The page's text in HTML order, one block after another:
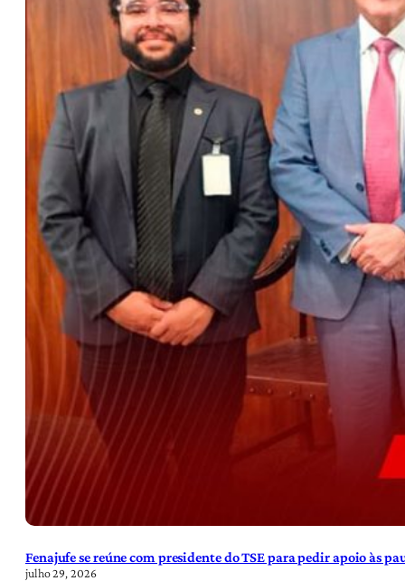
Fenajufe se reúne com presidente do TSE para pedir apoio às
julho 29, 2026